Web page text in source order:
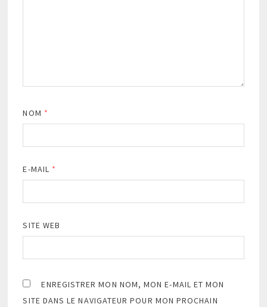
NOM *
E-MAIL *
SITE WEB
ENREGISTRER MON NOM, MON E-MAIL ET MON
SITE DANS LE NAVIGATEUR POUR MON PROCHAIN